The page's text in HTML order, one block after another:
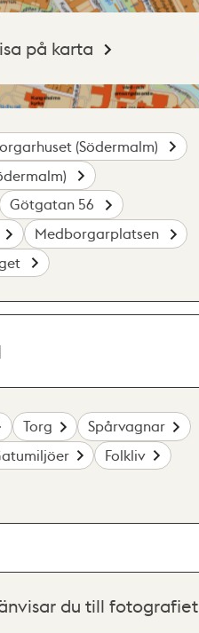
på karta
(Södermalm)
Götgatan 56
Medborgarplatsen
Torg
Spårvagnar
Folkliv
du till fotografiet